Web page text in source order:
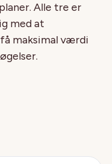
Alle tre er
med at
maksimal værdi